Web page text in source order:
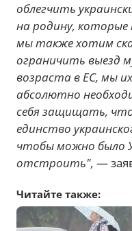
облегчить
на родину, которые
мы также хотим
ограничить выезд
возраста в ЕС, мы
абсолютно
себя защищать,
единство
чтобы можно было
отстроить", —
Читайте также: